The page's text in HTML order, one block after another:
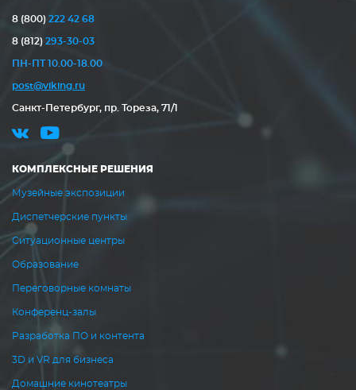
8 (800) 222 42 68
8 (812) 293-30-03
ПН-ПТ 10.00-18.00
post@viking.ru
Санкт-Петербург, пр. Тореза, 71/1
КОМПЛЕКСНЫЕ РЕШЕНИЯ
Музейные экспозиции
Диспетчерские пункты
Ситуационные центры
Образование
Переговорные комнаты
Конференц-залы
Разработка ПО и контента
3D и VR для бизнеса
Домашние кинотеатры